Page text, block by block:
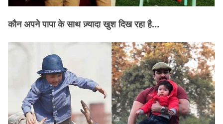
कौन अपने पापा के साथ ज़्यादा खुश दिख रहा है…